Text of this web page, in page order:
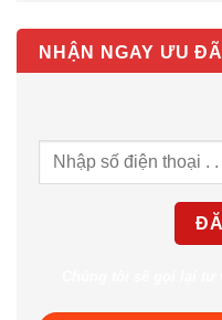
NHẬN NGAY ƯU ĐÃI